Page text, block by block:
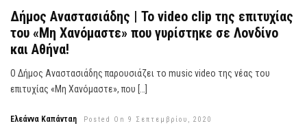
Δήμος Αναστασιάδης | Το video clip της επιτυχίας
του «Μη Χανόμαστε» που γυρίστηκε σε Λονδίνο
και Αθήνα!
Ο Δήμος Αναστασιάδης παρουσιάζει το music video της νέας του
επιτυχίας «Μη Χανόμαστε», που […]
Ελεάννα Καπάνταη Posted On 9 Σεπτεμβρίου, 2020